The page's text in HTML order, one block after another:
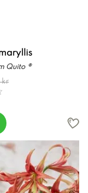
Quito ®
kr